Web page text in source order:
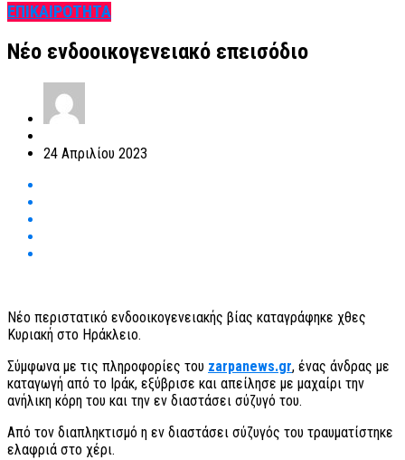
ΕΠΙΚΑΙΡΟΤΗΤΑ
Νέο ενδοοικογενειακό επεισόδιο
24 Απριλίου 2023
Νέο περιστατικό ενδοοικογενειακής βίας καταγράφηκε χθες
Κυριακή στο Ηράκλειο.
Σύμφωνα με τις πληροφορίες του zarpanews.gr, ένας άνδρας με
καταγωγή από το Ιράκ, εξύβρισε και απείλησε με μαχαίρι την
ανήλικη κόρη του και την εν διαστάσει σύζυγό του.
Από τον διαπληκτισμό η εν διαστάσει σύζυγός του τραυματίστηκε
ελαφριά στο χέρι.